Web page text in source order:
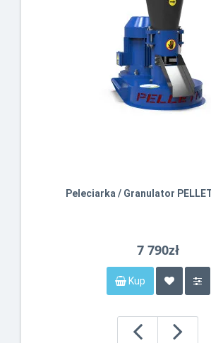
Peleciarka / Granulator
7 790zł
Kup